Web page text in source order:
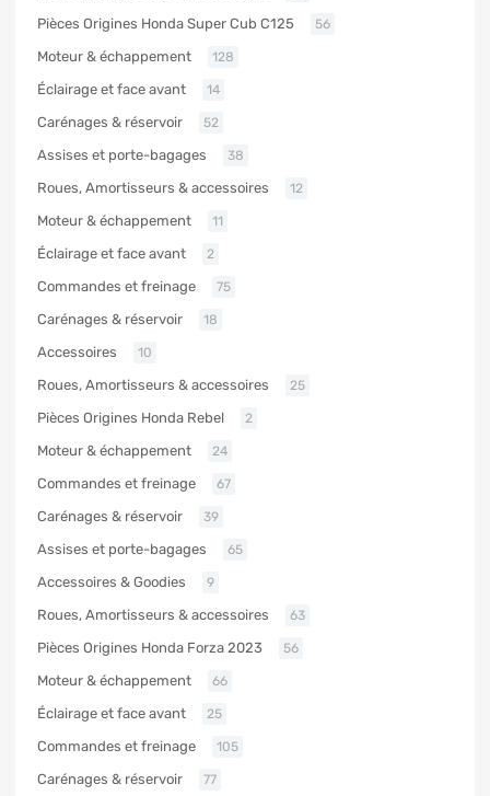
Pièces Origines Honda Super Cub C125 56
Moteur & échappement 128
Éclairage et face avant 14
Carénages & réservoir 52
Assises et porte-bagages 38
Roues, Amortisseurs & accessoires 12
Moteur & échappement 11
Éclairage et face avant 2
Commandes et freinage 75
Carénages & réservoir 18
Accessoires 10
Roues, Amortisseurs & accessoires 25
Pièces Origines Honda Rebel 2
Moteur & échappement 24
Commandes et freinage 67
Carénages & réservoir 39
Assises et porte-bagages 65
Accessoires & Goodies 9
Roues, Amortisseurs & accessoires 63
Pièces Origines Honda Forza 2023 56
Moteur & échappement 66
Éclairage et face avant 25
Commandes et freinage 105
Carénages & réservoir 77